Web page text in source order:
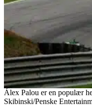
Álex Palou er en populær
Skibinski/Penske